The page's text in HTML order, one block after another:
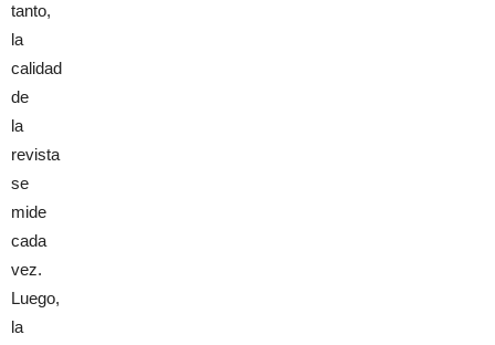
tanto,
la
calidad
de
la
revista
se
mide
cada
vez.
Luego,
la